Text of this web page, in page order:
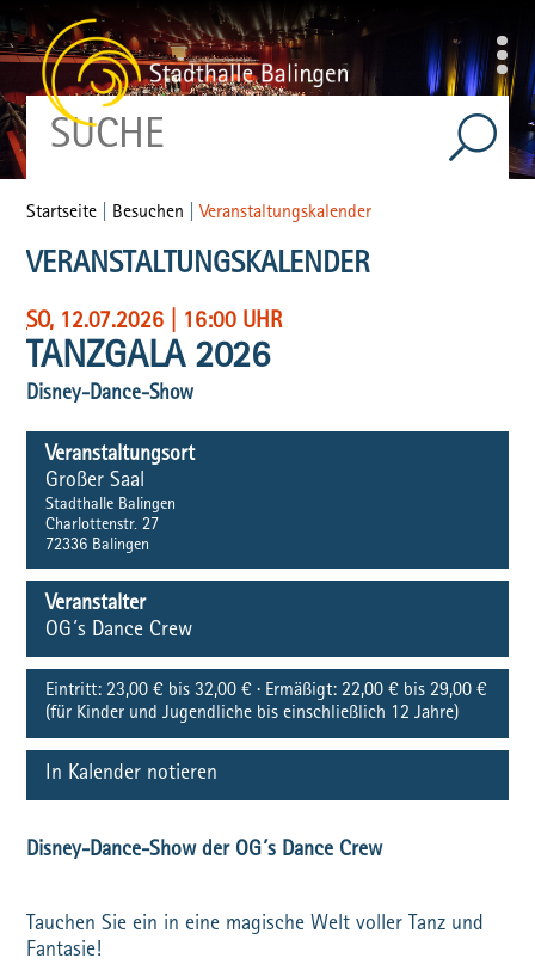
Startseite Besuchen |Veranstaltungskalender
VERANSTALTUNGSKALENDER
SO, 12.07.2026 16:00 UHR
TANZGALA 2026
Disney-Dance-Show
Veranstaltungsort
Großer Saal
Stadthalle Balingen
Charlottenstr. 27
72336 Balingen
Veranstalter
OG´s Dance Crew
Eintritt: 23,00 € bis 32,00 € · Ermäßigt: 22,00 € bis 29,00 €
(für Kinder und Jugendliche bis einschließlich 12 Jahre)
In Kalender notieren
Disney-Dance-Show der OG´s Dance Crew
Tauchen Sie ein in eine magische Welt voller Tanz und
Fantasie!